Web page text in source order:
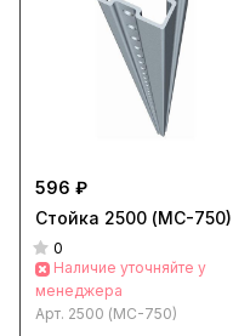
596 ₽
Стойка 2500 (МС-750)
0
Наличие уточняйте у
менеджера
Арт. 2500 (МС-750)